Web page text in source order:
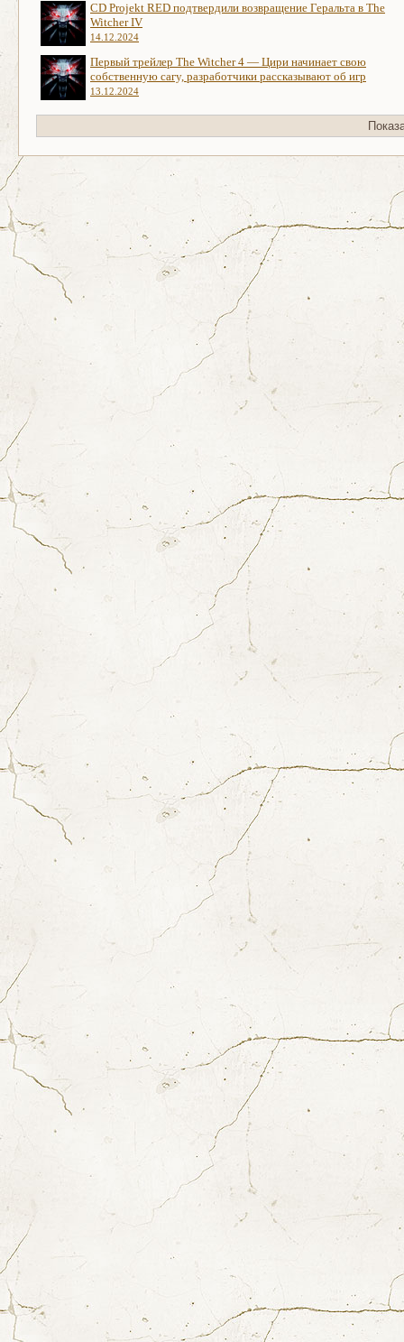
CD Projekt RED подтвердили возвращение Геральта в The
Witcher IV
14.12.2024
Первый трейлер The Witcher 4 — Цири начинает свою
собственную сагу, разработчики рассказывают об игр
13.12.2024